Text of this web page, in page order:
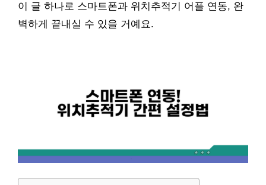
이 글 하나로 스마트폰과 위치추적기 어플 연동, 완
벽하게 끝내실 수 있을 거예요.